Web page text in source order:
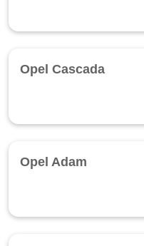
Opel Cascada
Opel Adam